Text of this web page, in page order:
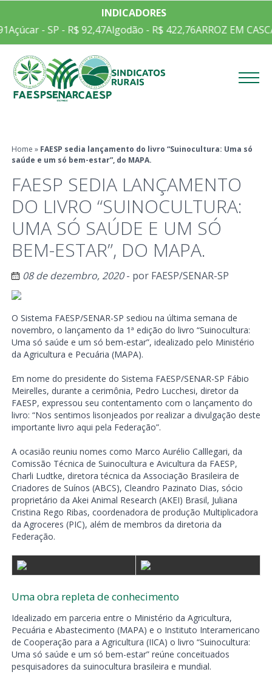
INDICADORES
Açúcar - SP - R$ 92,47Algodão - R$ 422,76ARROZ EM
Home » FAESP sedia lançamento do livro “Suinocultura: Uma só
saúde e um só bem-estar”, do MAPA.
FAESP SEDIA LANÇAMENTO
DO LIVRO “SUINOCULTURA:
UMA SÓ SAÚDE E UM SÓ
BEM-ESTAR”, DO MAPA.
08 de dezembro, 2020- por FAESP/SENAR-SP
O Sistema FAESP/SENAR-SP sediou na última semana de
novembro, o lançamento da 1ª edição do livro “Suinocultura:
Uma só saúde e um só bem-estar”, idealizado pelo Ministério
da Agricultura e Pecuária (MAPA).
Em nome do presidente do Sistema FAESP/SENAR-SP Fábio
Meirelles, durante a cerimônia, Pedro Lucchesi, diretor da
FAESP, expressou seu contentamento com o lançamento do
livro: “Nos sentimos lisonjeados por realizar a divulgação deste
importante livro aqui pela Federação”.
A ocasião reuniu nomes como Marco Aurélio Calllegari, da
Comissão Técnica de Suinocultura e Avicultura da FAESP,
Charli Ludtke, diretora técnica da Associação Brasileira de
Criadores de Suínos (ABCS), Cleandro Pazinato Dias, sócio
proprietário da Akei Animal Research (AKEI) Brasil, Juliana
Cristina Rego Ribas, coordenadora de produção Multiplicadora
da Agroceres (PIC), além de membros da diretoria da
Federação.
Uma obra repleta de conhecimento
Idealizado em parceria entre o Ministério da Agricultura,
Pecuária e Abastecimento (MAPA) e o Instituto Interamericano
de Cooperação para a Agricultura (IICA) o livro “Suinocultura:
Uma só saúde e um só bem-estar” reúne conceituados
pesquisadores da suinocultura brasileira e mundial.